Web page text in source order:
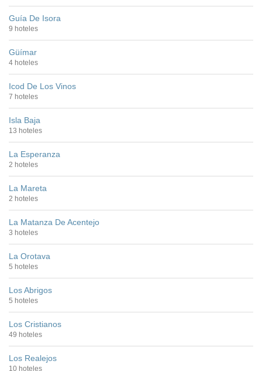
Guía De Isora
9 hoteles
Güímar
4 hoteles
Icod De Los Vinos
7 hoteles
Isla Baja
13 hoteles
La Esperanza
2 hoteles
La Mareta
2 hoteles
La Matanza De Acentejo
3 hoteles
La Orotava
5 hoteles
Los Abrigos
5 hoteles
Los Cristianos
49 hoteles
Los Realejos
10 hoteles